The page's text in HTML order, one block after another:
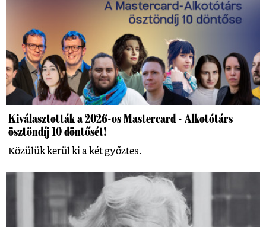
Kiválasztották a 2026-os Mastercard - Alkotótárs
ösztöndíj 10 döntősét!
Közülük kerül ki a két győztes.